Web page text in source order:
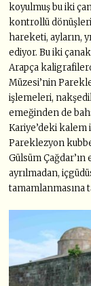
koyulmuş bu iki
kontrollü
hareketi, ayların,
ediyor. Bu iki
Arapça
Müzesi’nin
işlemeleri,
emeğinden de
Kariye’deki kalem
Pareklezyon
Gülsüm
ayrılmadan,
tamamlanmasına